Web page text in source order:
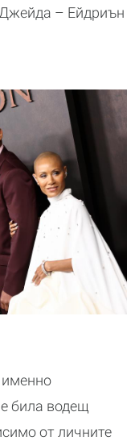
– Ейдриън
именно
била водещ
от личните